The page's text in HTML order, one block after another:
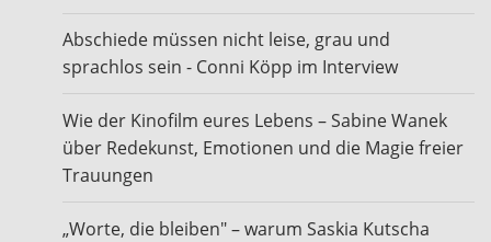
Abschiede müssen nicht leise, grau und
sprachlos sein - Conni Köpp im Interview
Wie der Kinofilm eures Lebens – Sabine Wanek
über Redekunst, Emotionen und die Magie freier
Trauungen
„Worte, die bleiben" – warum Saskia Kutscha